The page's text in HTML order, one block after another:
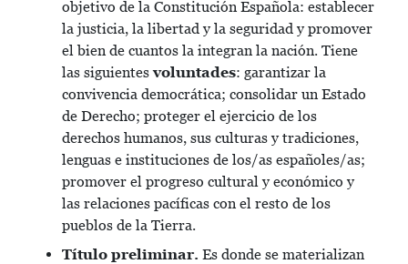
objetivo de la Constitución Española: establecer
la justicia, la libertad y la seguridad y promover
el bien de cuantos la integran la nación. Tiene
las siguientesvoluntades: garantizar la
convivencia democrática; consolidar un Estado
de Derecho; proteger el ejercicio de los
derechos humanos, sus culturas y tradiciones,
lenguas e instituciones de los/as españoles/as;
promover el progreso cultural y económico y
las relaciones pacíficas con el resto de los
pueblos de la Tierra.
Título preliminar. Es donde se materializan